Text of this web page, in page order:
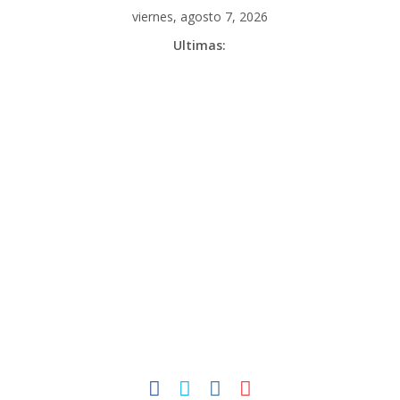
viernes, agosto 7, 2026
Ultimas: